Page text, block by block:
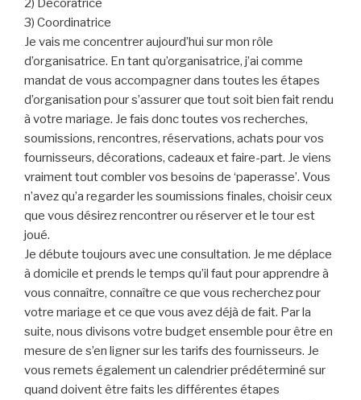
2) Décoratrice
3) Coordinatrice
Je vais me concentrer aujourd’hui sur mon rôle
d’organisatrice. En tant qu’organisatrice, j’ai comme
mandat de vous accompagner dans toutes les étapes
d’organisation pour s’assurer que tout soit bien fait rendu
à votre mariage. Je fais donc toutes vos recherches,
soumissions, rencontres, réservations, achats pour vos
fournisseurs, décorations, cadeaux et faire-part. Je viens
vraiment tout combler vos besoins de ‘paperasse’. Vous
n’avez qu’a regarder les soumissions finales, choisir ceux
que vous désirez rencontrer ou réserver et le tour est
joué.
Je débute toujours avec une consultation. Je me déplace
à domicile et prends le temps qu’il faut pour apprendre à
vous connaître, connaître ce que vous recherchez pour
votre mariage et ce que vous avez déjà de fait. Par la
suite, nous divisons votre budget ensemble pour être en
mesure de s’en ligner sur les tarifs des fournisseurs. Je
vous remets également un calendrier prédéterminé sur
quand doivent être faits les différentes étapes